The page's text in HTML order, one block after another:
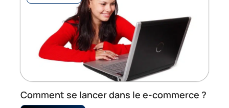
Comment se lancer dans le e-commerce ?